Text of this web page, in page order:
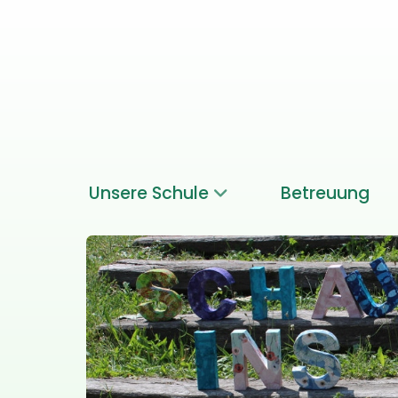
Unsere Schule Betreuung